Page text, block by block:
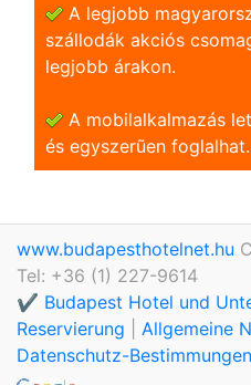
A legjobb
szállodák akciós
legjobb árakon.
A mobilalkalmazás
és egyszerũen foglalhat.
www.budapesthotelnet.hu
Tel: +36 (1) 227-9614
✔️ Budapest Hotel und
Reservierung
Allgemeine
Datenschutz-Bestimmungen